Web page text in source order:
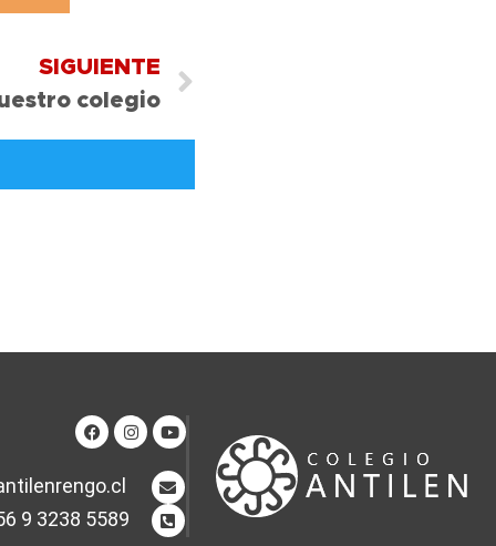
SIGUIENTE
colegio
9 3238 5589